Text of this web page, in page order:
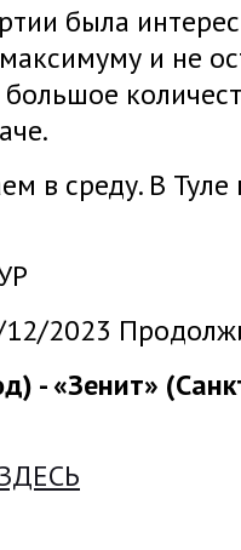
была
и не
в среду. В
2023
- «Зенит»